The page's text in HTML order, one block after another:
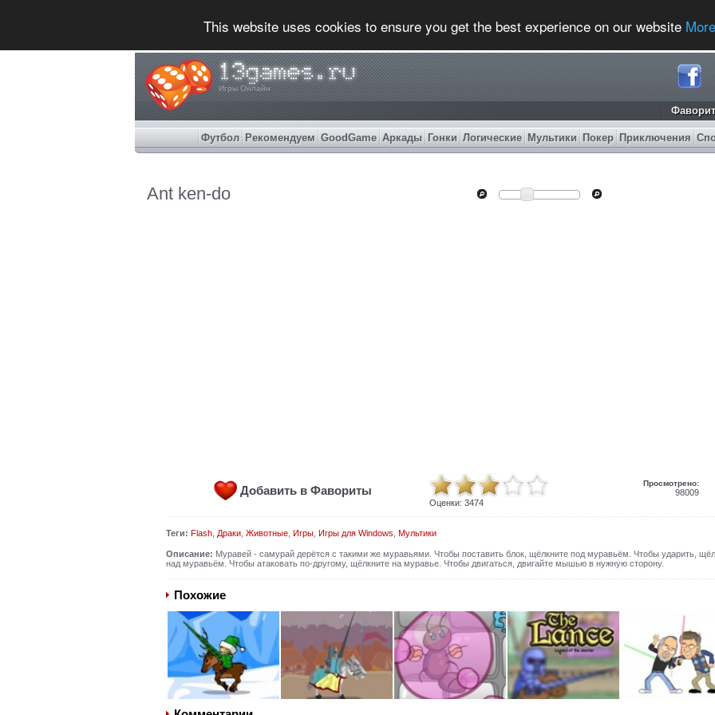
This website uses cookies to ensure you get the best experience on our website
Игры Онлайн
Футбол Рекомендуем GoodGame Аркады Гонки Логические Мультики Покер Приключения
Ant ken-do
Добавить в Фавориты
Оценки: 3474
Просмотрено:
98009
Теги: Flash, Драки, Животные, Игры, Игры для Windows Мультики
Описание: Муравей - самурай дерётся с такими же муравьями. Чтобы поставить блок, щёлкните под муравьём. Чтобы ударить,
над муравьём. Чтобы атаковать по-другому, щёлкните на муравье. Чтобы двигаться, двигайте мышью в нужную сторону.
Похожие